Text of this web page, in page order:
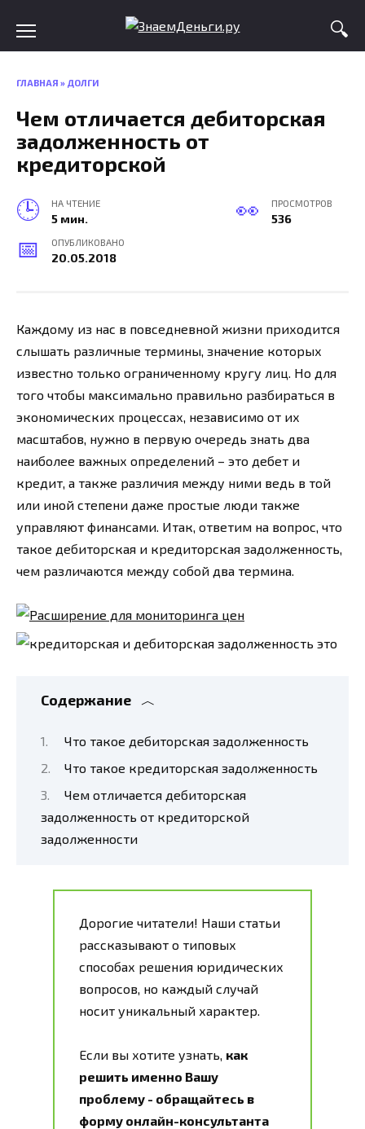
content
ГЛАВНАЯ » ДОЛГИ
Чем отличается дебиторская
задолженность от
кредиторской
НА ЧТЕНИЕ
5 мин.
ПРОСМОТРОВ
536
ОПУБЛИКОВАНО
20.05.2018
Каждому из нас в повседневной жизни приходится
слышать различные термины, значение которых
известно только ограниченному кругу лиц. Но для
того чтобы максимально правильно разбираться в
экономических процессах, независимо от их
масштабов, нужно в первую очередь знать два
наиболее важных определений – это дебет и
кредит, а также различия между ними ведь в той
или иной степени даже простые люди также
управляют финансами. Итак, ответим на вопрос, что
такое дебиторская и кредиторская задолженность,
чем различаются между собой два термина.
Содержание
Что такое дебиторская задолженность
Что такое кредиторская задолженность
Чем отличается дебиторская
задолженность от кредиторской
задолженности
Дорогие читатели! Наши статьи
рассказывают о типовых
способах решения юридических
вопросов, но каждый случай
носит уникальный характер.
Если вы хотите узнать, как
решить именно Вашу
проблему - обращайтесь в
форму онлайн-консультанта